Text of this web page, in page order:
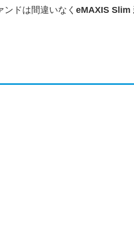
ドは間違いなく eMAXIS Slim